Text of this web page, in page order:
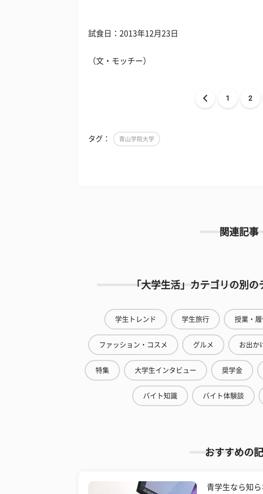
試食日：2013年12月23日
（文・モッチー）
1 2
タグ： 青山学院大学
関連記事
「大学生活」カテゴリの別
学生トレンド 学生旅行 授業・
ファッション・コスメ グルメ お出か
特集 大学生インタビュー 奨学金
バイト知識 バイト体験談
おすすめの
青学生なら知